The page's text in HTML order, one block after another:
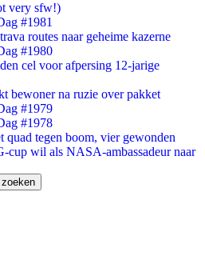
very sfw!)
#1981
routes naar geheime kazerne
#1980
cel voor afpersing 12-jarige
bewoner na ruzie over pakket
#1979
#1978
quad tegen boom, vier gewonden
cup wil als NASA-ambassadeur naar